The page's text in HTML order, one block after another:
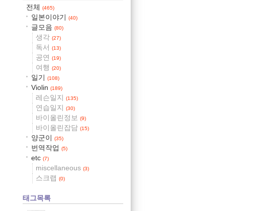
전체
(465)
일본이야기 (40)
글모음 (80)
생각 (27)
독서 (13)
공연 (19)
여행 (20)
일기 (108)
Violin (189)
레슨일지 (135)
연습일지 (30)
바이올린정보 (9)
바이올린잡담 (15)
양군이 (35)
번역작업 (5)
etc (7)
miscellaneous (3)
스크랩 (0)
태그목록